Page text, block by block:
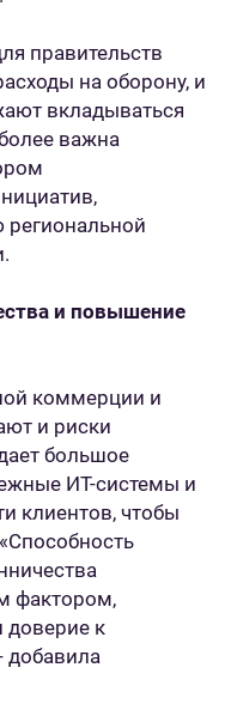
правительств
на оборону, и
вкладываться
важна
и повышение
коммерции и
и риски
большое
ИТ-системы и
клиентов, чтобы
фактором,
к
добавила